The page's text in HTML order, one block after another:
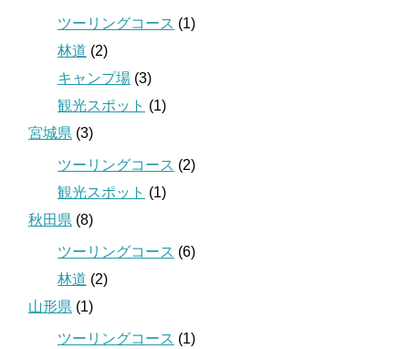
ツーリングコース (1)
林道 (2)
キャンプ場 (3)
観光スポット (1)
宮城県 (3)
ツーリングコース (2)
観光スポット (1)
秋田県 (8)
ツーリングコース (6)
林道 (2)
山形県 (1)
ツーリングコース (1)